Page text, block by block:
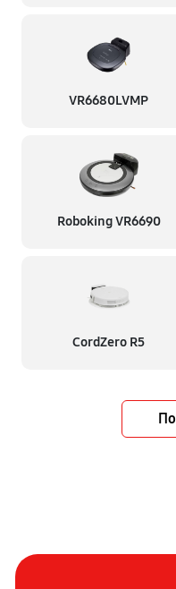
VR6680LVMP
Roboking VR6690
CordZero R5